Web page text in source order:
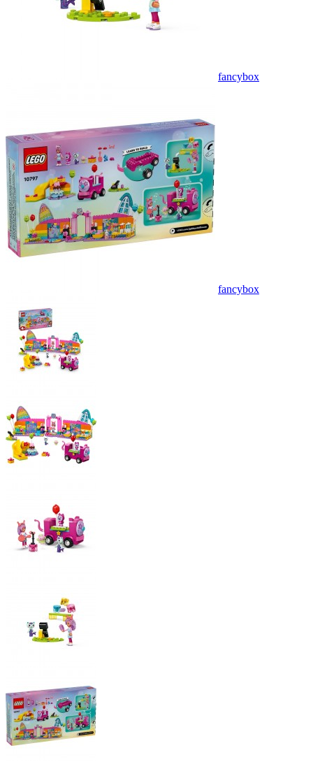
fancybox
fancybox